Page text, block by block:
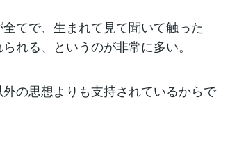
てで、生まれて見て聞いて触った
れる、というのが非常に多い。
の思想よりも支持されているからで